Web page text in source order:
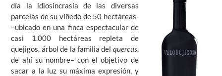
día la idiosincrasia de las diversas
parcelas de su viñedo de 50 hectáreas­
–ubicado en una finca espectacular de
casi 1.000 hectáreas repleta de
quejigos, árbol de la familia del quercus,
de ahí su nombre– con el objetivo de
sacar a la luz su máxima expresión, y